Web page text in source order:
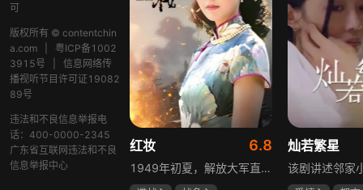
可
版权所有 © contentchin
a.com
粤ICP备1002
3915号
信息网络传
播视听节目许可证19082
89号
违法和不良信息举报电
话：400-0000-2345
广东省互联网违法和不良
信息举报中心
红妆 6.8
1949年初夏，解放大军直抵上海，国民党国防部保密局的中共地下党员邓家骥奉命撤往台湾，其妻同为地下党的沈荷因临产被留在上海。新中国成立之初，面对敌特的破坏活动，斗争形势严峻，沈荷隐藏真实身份，继续与敌人展开新一轮斗争，在隐秘战线坚守信仰，为新政权的稳定默默奉献。
灿若繁星